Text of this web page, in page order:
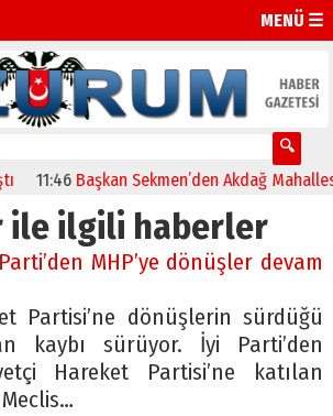
MENÜ ☰
Başkan Sekmen’den Akdağ Mahallesi’ne
ile ilgili haberler
MHP’ye dönüşler devam
Partisi’ne dönüşlerin sürdüğü
kaybı sürüyor. İyi Parti’den
Hareket Partisi’ne katılan